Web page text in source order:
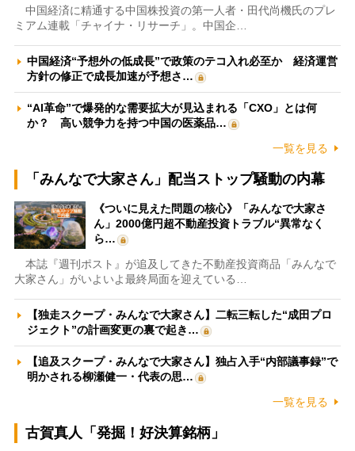
中国経済に精通する中国株投資の第一人者・田代尚機氏のプレ
ミアム連載「チャイナ・リサーチ」。中国企…
中国経済“予想外の低成長”で政策のテコ入れ必至か 経済運営
方針の修正で成長加速が予想さ…
“AI革命”で爆発的な需要拡大が見込まれる「CXO」とは何
か？ 高い競争力を持つ中国の医薬品…
一覧を見る
「みんなで大家さん」配当ストップ騒動の内幕
《ついに見えた問題の核心》「みんなで大家さ
ん」2000億円超不動産投資トラブル“異常なく
ら…
本誌『週刊ポスト』が追及してきた不動産投資商品「みんなで
大家さん」がいよいよ最終局面を迎えている…
【独走スクープ・みんなで大家さん】二転三転した“成田プロ
ジェクト”の計画変更の裏で起き…
【追及スクープ・みんなで大家さん】独占入手“内部議事録”で
明かされる柳瀬健一・代表の思…
一覧を見る
古賀真人「発掘！好決算銘柄」